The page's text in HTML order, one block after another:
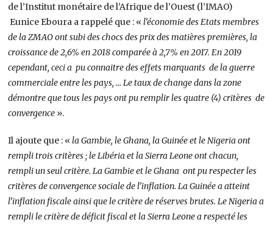
de l’Institut monétaire de l’Afrique de l’Ouest (l’IMAO)
Eunice Eboura a rappelé que : «l’économie des Etats membres
de la ZMAO ont subi des chocs des prix des matières premières, la
croissance de 2,6% en 2018 comparée à 2,7% en 2017. En 2019
cependant, ceci a pu connaitre des effets marquants de la guerre
commerciale entre les pays, … Le taux de change dans la zone
démontre que tous les pays ont pu remplir les quatre (4) critères de
convergence ».
Il ajoute que : «la Gambie, le Ghana, la Guinée et le Nigeria ont
rempli trois critères ; le Libéria et la Sierra Leone ont chacun,
rempli un seul critère. La Gambie et le Ghana ont pu respecter les
critères de convergence sociale de l’inflation. La Guinée a atteint
l’inflation fiscale ainsi que le critère de réserves brutes. Le Nigeria a
rempli le critère de déficit fiscal et la Sierra Leone a respecté les